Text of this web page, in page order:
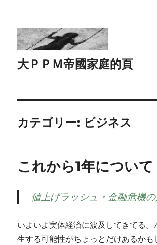
大ＰＰＭ帝國家庭的頁
カテゴリー: ビジネス
これから1年について
値上げラッシュ・金融危機
いよいよ実体経済に波及してきてる。
生する可能性がちょっとだけあるかも